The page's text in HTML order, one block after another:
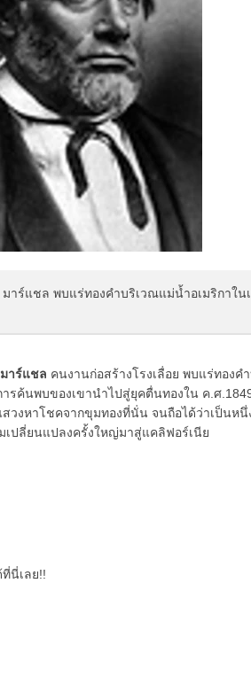
าร์แชล พบแร่ทองคำบริเวณแม่น้ำอเมริกาใน
าร์แชล คนงานก่อสร้างโรงเลื่อย พบแร่ทองค
ารค้นพบของเขานำไปสู่ยุคตื่นทองใน ค.ศ
วงหาโชคจากขุมทองที่นั่น จนถือได้ว่าเป็นหนึ่
ปลี่ยนแปลงครั้งใหญ่มาสู่แคลิฟอร์เนีย
นี่เลย!!